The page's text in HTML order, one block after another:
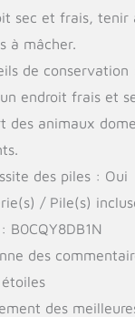
sec et frais, tenir
à mâcher.
de conservation
endroit frais et
des animaux
des piles : Oui
/ Pile(s)
B0CQY8DB1N
des
des